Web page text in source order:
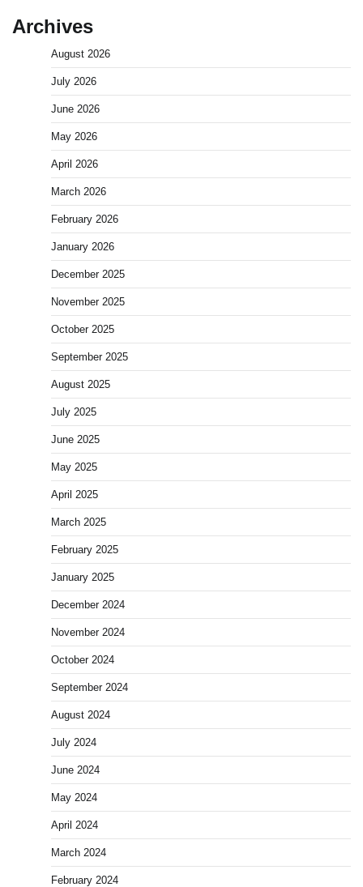
Archives
August 2026
July 2026
June 2026
May 2026
April 2026
March 2026
February 2026
January 2026
December 2025
November 2025
October 2025
September 2025
August 2025
July 2025
June 2025
May 2025
April 2025
March 2025
February 2025
January 2025
December 2024
November 2024
October 2024
September 2024
August 2024
July 2024
June 2024
May 2024
April 2024
March 2024
February 2024